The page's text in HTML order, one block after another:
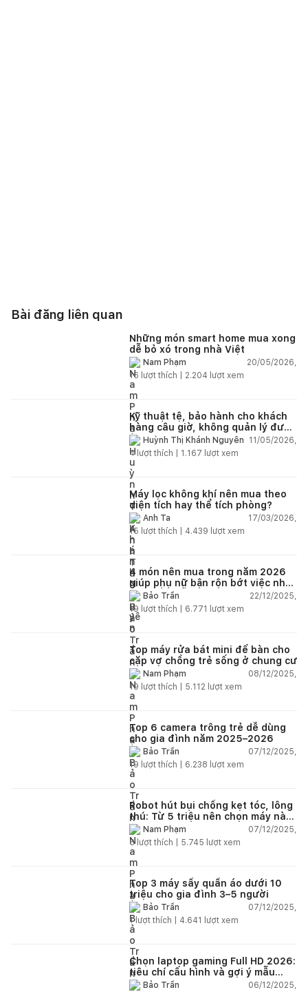
Bài đăng liên quan
Những món smart home mua xong
dễ bỏ xó trong nhà Việt
Nam Phạm
20/05/2026,
16 lượt thích | 2.204 lượt xem
Kỹ thuật tệ, bảo hành cho khách
hàng câu giờ, không quản lý được
nhân viên xây dựng của mình,
điện nhẹ, điện nước, tường quá
kém. Luôn đổ lỗi cho nhân viên.
Bảo hành quá tệ, tôi phải đợi rất
lâu mới dc bảo hành, liên hệ để
được bảo hành thì bơ khách
Huỳnh Thị Khánh Nguyên
11/05/2026,
4lượt thích | 1.167 lượt xem
Máy lọc không khí nên mua theo
diện tích hay thể tích phòng?
Anh Ta
17/03/2026,
15 lượt thích | 4.439 lượt xem
4 món nên mua trong năm 2026
giúp phụ nữ bận rộn bớt việc nhà,
nhẹ đầu mỗi ngày
Bảo Trần
22/12/2025,
19 lượt thích | 6.771 lượt xem
Top máy rửa bát mini để bàn cho
cặp vợ chồng trẻ sống ở chung cư
Nam Phạm
08/12/2025,
19 lượt thích | 5.112 lượt xem
Top 6 camera trông trẻ dễ dùng
cho gia đình năm 2025–2026
Bảo Trần
07/12/2025,
19 lượt thích | 6.238 lượt xem
Robot hút bụi chống kẹt tóc, lông
thú: Từ 5 triệu nên chọn máy nào
năm 2025–2026?
Nam Phạm
07/12/2025,
6lượt thích | 5.745 lượt xem
Top 3 máy sấy quần áo dưới 10
triệu cho gia đình 3–5 người
Bảo Trần
07/12/2025,
1lượt thích | 4.641 lượt xem
Chọn laptop gaming Full HD 2026:
tiêu chí cấu hình và gợi ý mẫu
đáng mua
Bảo Trần
06/12/2025,